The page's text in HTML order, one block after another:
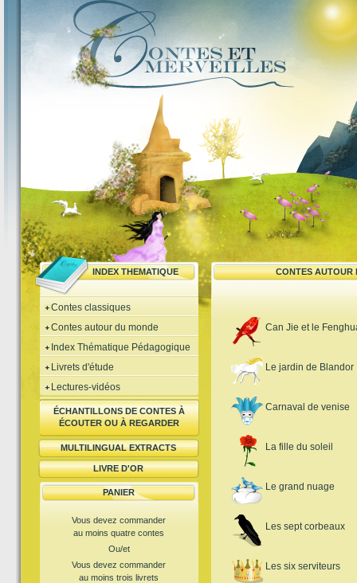
INDEX THEMATIQUE CONTES AUTOUR
Contes classiques
Contes autour du monde
Index Thématique Pédagogique
Livrets d'étude
Lectures-vidéos
ÉCHANTILLONS DE CONTES À
ÉCOUTER OU À REGARDER
MULTILINGUAL EXTRACTS
LIVRE D'OR
PANIER
Vous devez commander
au moins quatre contes
Ou/et
Vous devez commander
au moins trois livrets
Can Jie et le
Le jardin de Blandor
Carnaval de venise
La fille du soleil
Le grand nuage
Les sept corbeaux
Les six serviteurs